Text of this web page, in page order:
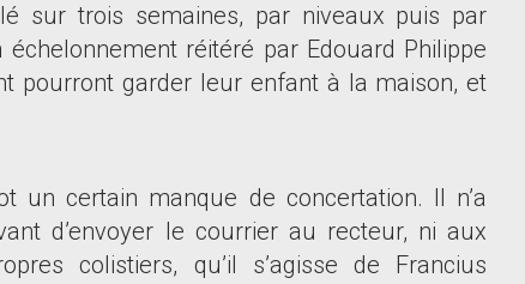
sur trois semaines, par niveaux puis par
réitéré par Edouard Philippe
pourront garder leur enfant à la maison, et
un certain manque de concertation. Il n’a
d’envoyer le courrier au recteur, ni aux
colistiers, qu’il s’agisse de Francius